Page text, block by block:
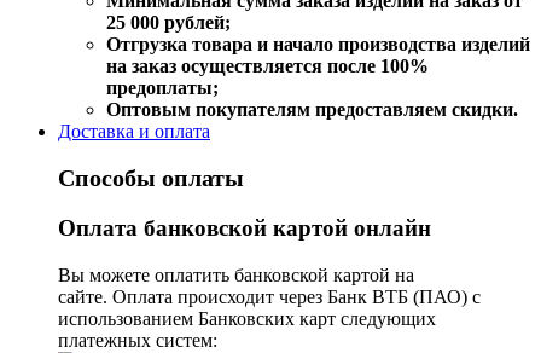
25 000 рублей;
Отгрузка товара и начало производства изделий
на заказ осуществляется после 100%
предоплаты;
Оптовым покупателям предоставляем скидки.
Доставка и оплата
Способы оплаты
Оплата банковской картой онлайн
Вы можете оплатить банковской картой на
сайте. Оплата происходит через Банк ВТБ (ПАО) с
использованием Банковских карт следующих
платежных систем: